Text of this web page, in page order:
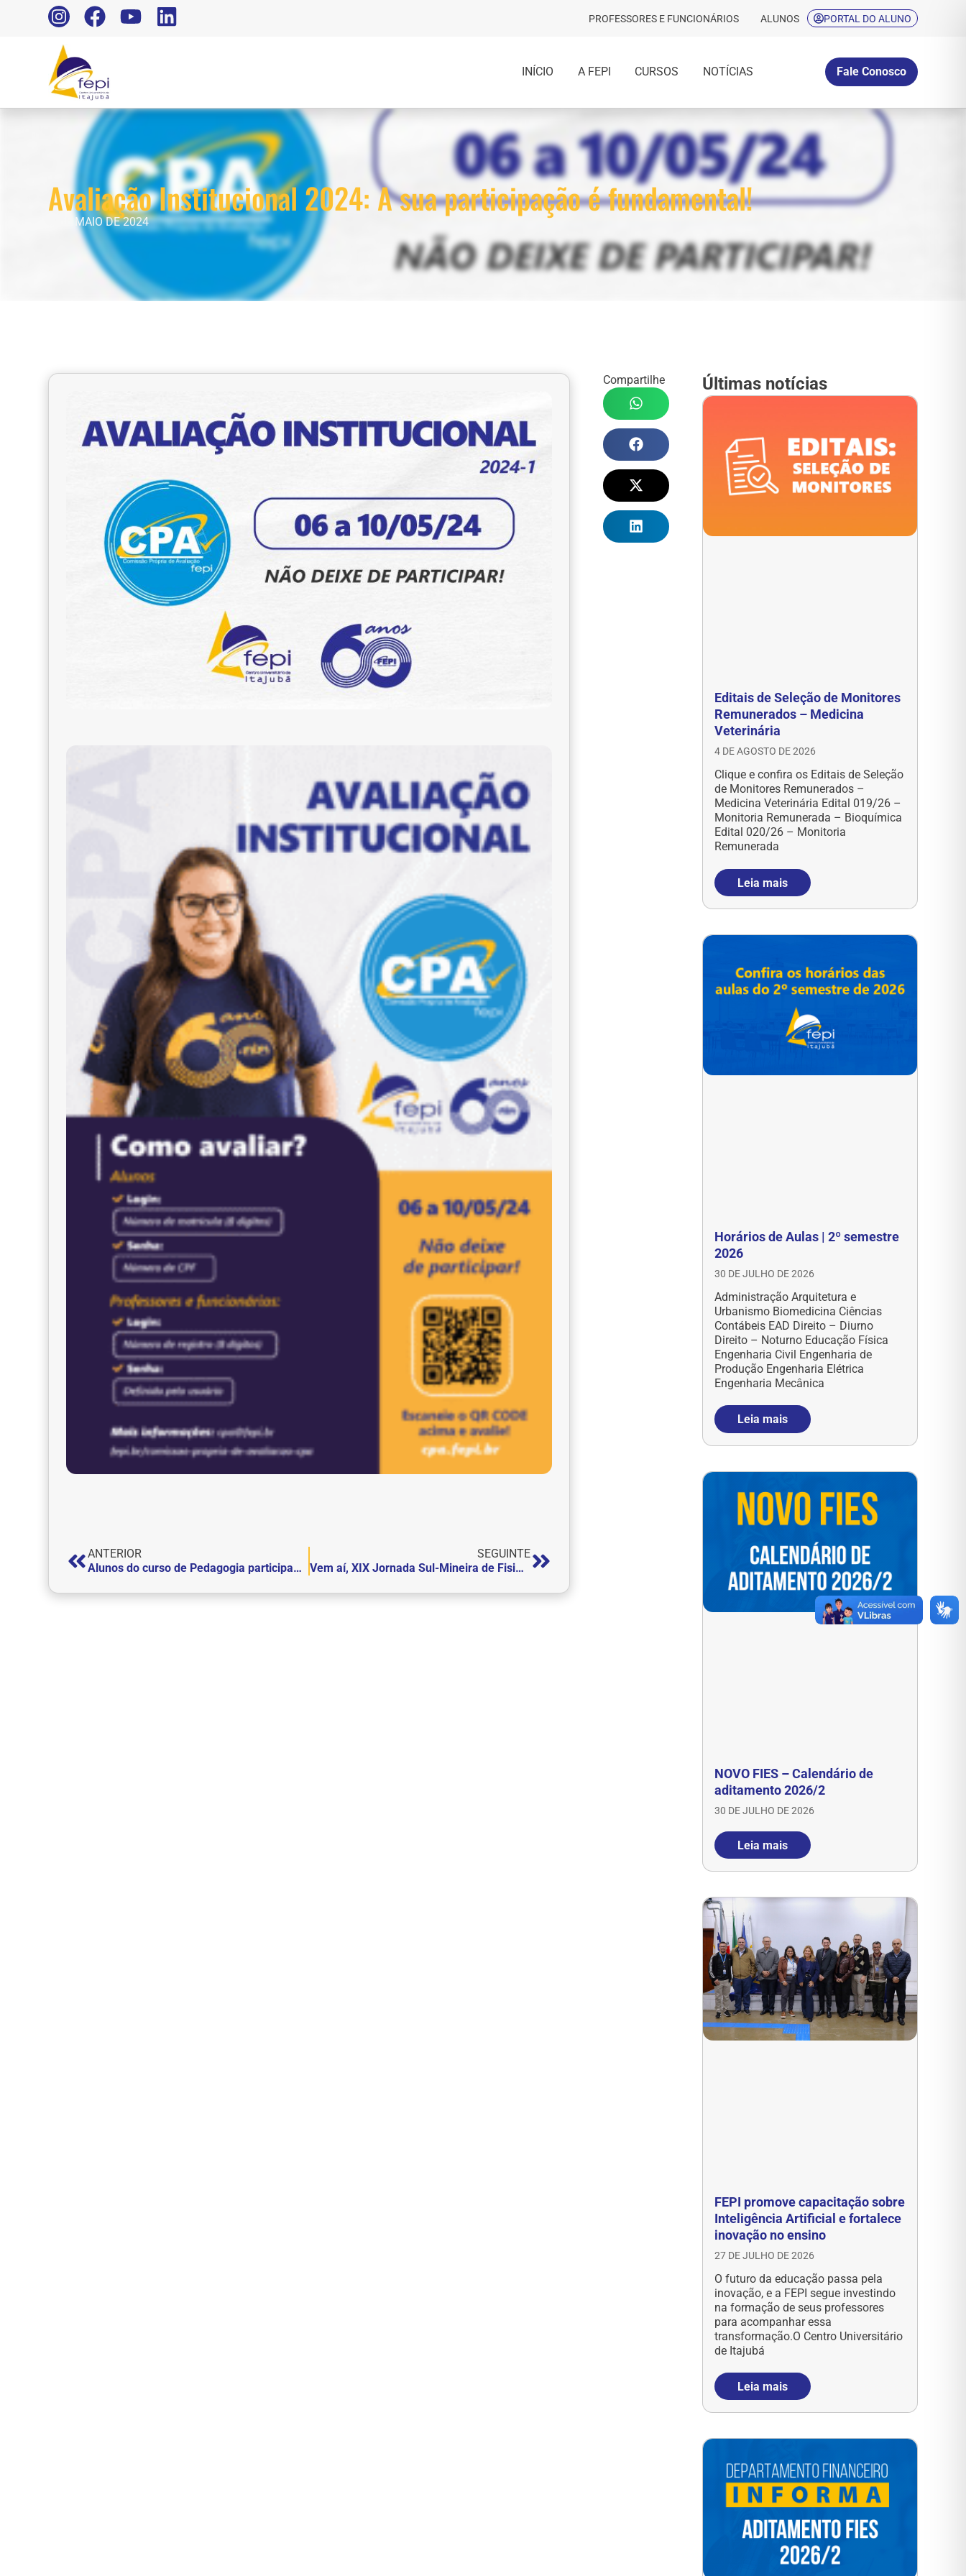
PROFESSORES E FUNCIONÁRIOS ALUNOS PORTAL DO ALUNO
INÍCIO A FEPI CURSOS NOTÍCIAS Fale Conosco
Avaliação Institucional 2024: A sua participação é fundamental!
6 DE MAIO DE 2024
ANTERIOR
Alunos do curso de Pedagogia participam de palestra sobre formas inovadoras de tornar o processo de ensino-aprendizagem dinâmico
SEGUINTE
Vem aí, XIX Jornada Sul-Mineira de Fisioterapia
Compartilhe Últimas notícias
Editais de Seleção de Monitores
Remunerados – Medicina
Veterinária
4 DE AGOSTO DE 2026
Clique e confira os Editais de Seleção
de Monitores Remunerados –
Medicina Veterinária Edital 019/26 –
Monitoria Remunerada – Bioquímica
Edital 020/26 – Monitoria
Remunerada
Leia mais
Horários de Aulas | 2º semestre
2026
30 DE JULHO DE 2026
Administração Arquitetura e
Urbanismo Biomedicina Ciências
Contábeis EAD Direito – Diurno
Direito – Noturno Educação Física
Engenharia Civil Engenharia de
Produção Engenharia Elétrica
Engenharia Mecânica
Leia mais
NOVO FIES – Calendário de
aditamento 2026/2
30 DE JULHO DE 2026
Leia mais
FEPI promove capacitação sobre
Inteligência Artificial e fortalece
inovação no ensino
27 DE JULHO DE 2026
O futuro da educação passa pela
inovação, e a FEPI segue investindo
na formação de seus professores
para acompanhar essa
transformação.O Centro Universitário
de Itajubá
Leia mais